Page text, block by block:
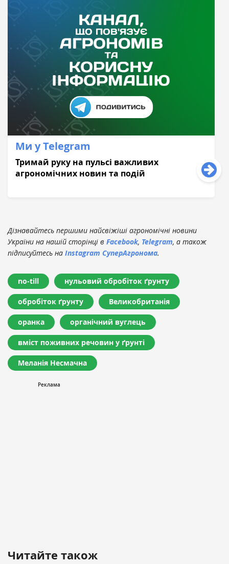
Ми у Telegram
Тримай руку на пульсі важливих
агрономічних новин та подій
Дізнавайтесь першими найсвіжіші агрономічні новини
України на нашій сторінці в Facebook, Telegram, а також
підписуйтесь на Instagram СуперАгронома.
no-till нульовий обробіток ґрунту
обробіток ґрунту Великобританія
оранка органічний вуглець
вміст поживних речовин у ґрунті
Меланія Несмачна
Читайте також